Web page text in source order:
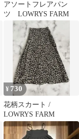
アソートフレアパン
ツ LOWRYS FARM
¥ 730
花柄スカート /
LOWRYS FARM